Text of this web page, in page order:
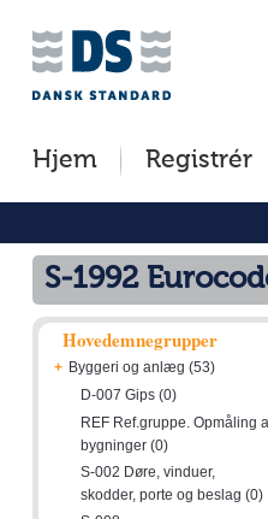
Jump
[s]
Tilgængelighed
Betingelser
Hjem Registrér
S-1992
Hovedemnegrupper
+ Byggeri og anlæg (53)
D-007 Gips (0)
REF Ref.gruppe. Opmåling
bygninger (0)
S-002 Døre, vinduer,
skodder, porte og beslag (0)